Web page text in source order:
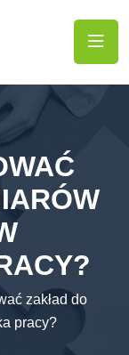
zakład do
pracy?